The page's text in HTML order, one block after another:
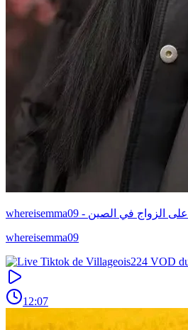
whereisemma09
12:07